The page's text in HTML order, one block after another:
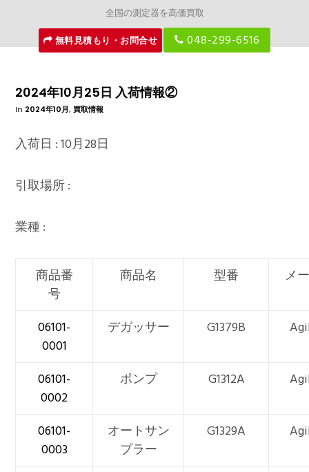
全国の測定器を高価買取
無料見積もり・お問合せ
048-299-6516
2024年10月25日 入荷情報②
In 2024年10月,買取情報
入荷日 : 10月28日
引取場所 :
業種 :
商品番
号
商品名 型番 メ
06101-
0001
デガッサー G1379B
06101-
0002
ポンプ G1312A
06101-
0003
オートサン
プラー
G1329A